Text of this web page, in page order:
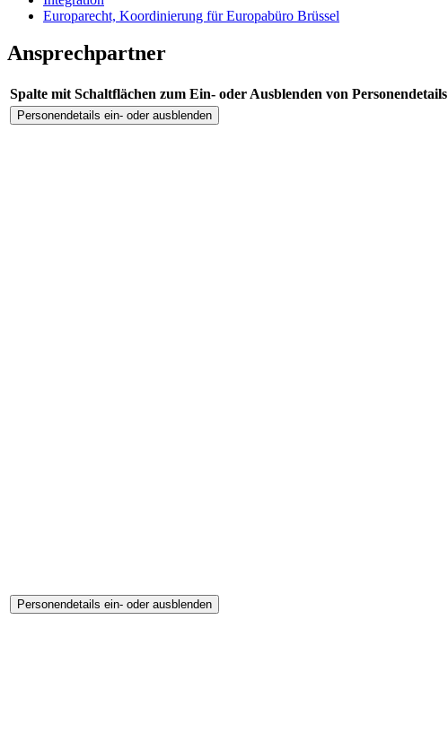
Europarecht, Koordinierung für Europabüro Brüssel
Ansprechpartner
Spalte mit Schaltflächen zum Ein- oder Ausblenden von Personendetails
Personendetails ein- oder ausblenden
Personendetails ein- oder ausblenden